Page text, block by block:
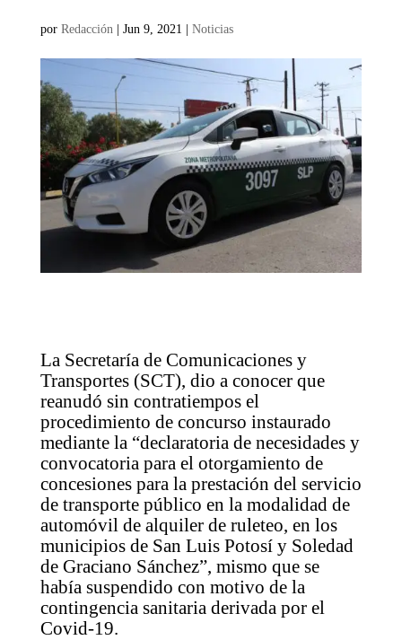
por Redacción | Jun 9, 2021 | Noticias
La Secretaría de Comunicaciones y
Transportes (SCT), dio a conocer que
reanudó sin contratiempos el
procedimiento de concurso instaurado
mediante la “declaratoria de necesidades y
convocatoria para el otorgamiento de
concesiones para la prestación del servicio
de transporte público en la modalidad de
automóvil de alquiler de ruleteo, en los
municipios de San Luis Potosí y Soledad
de Graciano Sánchez”, mismo que se
había suspendido con motivo de la
contingencia sanitaria derivada por el
Covid-19.